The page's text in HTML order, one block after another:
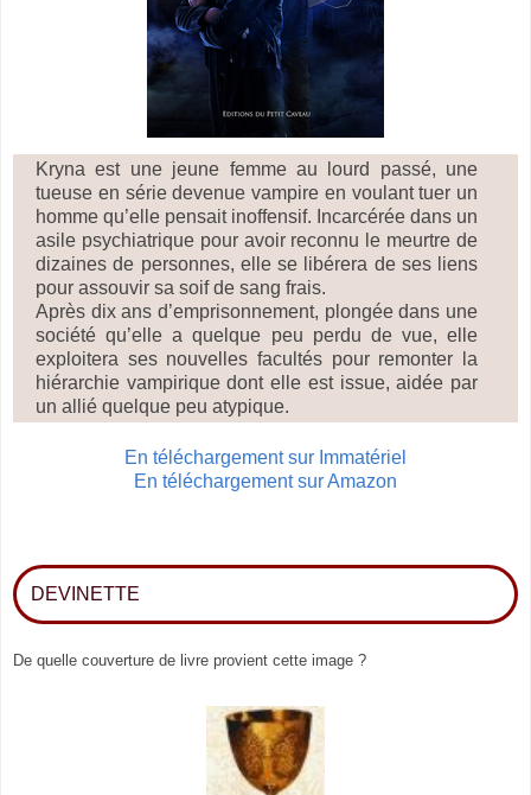
Kryna est une jeune femme au lourd passé, une
tueuse en série devenue vampire en voulant tuer un
homme qu’elle pensait inoffensif. Incarcérée dans un
asile psychiatrique pour avoir reconnu le meurtre de
dizaines de personnes, elle se libérera de ses liens
pour assouvir sa soif de sang frais.
Après dix ans d’emprisonnement, plongée dans une
société qu’elle a quelque peu perdu de vue, elle
exploitera ses nouvelles facultés pour remonter la
hiérarchie vampirique dont elle est issue, aidée par
un allié quelque peu atypique.
En téléchargement sur Immatériel
En téléchargement sur Amazon
DEVINETTE
De quelle couverture de livre provient cette image ?